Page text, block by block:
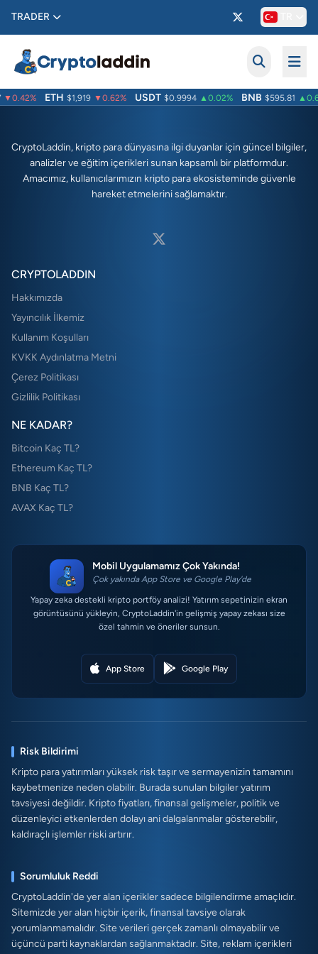
TRADER
▼0.42% ETH $1,919 ▼0.62% USDT $0.9994 ▲0.02% BNB $595.81
CryptoLaddin, kripto para dünyasına ilgi duyanlar için güncel bilgiler,
analizler ve eğitim içerikleri sunan kapsamlı bir platformdur.
Amacımız, kullanıcılarımızın kripto para ekosisteminde güvenle
hareket etmelerini sağlamaktır.
CRYPTOLADDIN
Hakkımızda
Yayıncılık İlkemiz
Kullanım Koşulları
KVKK Aydınlatma Metni
Çerez Politikası
Gizlilik Politikası
NE KADAR?
Bitcoin Kaç TL?
Ethereum Kaç TL?
BNB Kaç TL?
AVAX Kaç TL?
Mobil Uygulamamız Çok Yakında!
Çok yakında App Store ve Google Play'de
Yapay zeka destekli kripto portföy analizi! Yatırım sepetinizin ekran
görüntüsünü yükleyin, CryptoLaddin'in gelişmiş yapay zekası size
özel tahmin ve öneriler sunsun.
App Store Google Play
Risk Bildirimi
Kripto para yatırımları yüksek risk taşır ve sermayenizin tamamını
kaybetmenize neden olabilir. Burada sunulan bilgiler yatırım
tavsiyesi değildir. Kripto fiyatları, finansal gelişmeler, politik ve
düzenleyici etkenlerden dolayı ani dalgalanmalar gösterebilir,
kaldıraçlı işlemler riski artırır.
Sorumluluk Reddi
CryptoLaddin'de yer alan içerikler sadece bilgilendirme amaçlıdır.
Sitemizde yer alan hiçbir içerik, finansal tavsiye olarak
yorumlanmamalıdır. Site verileri gerçek zamanlı olmayabilir ve
üçüncü parti kaynaklardan sağlanmaktadır. Site, reklam içerikleri